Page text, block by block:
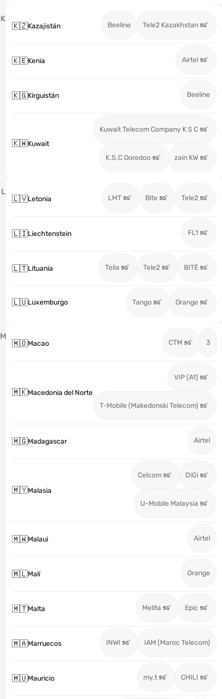
K
🇰🇿Kazajistán Beeline Tele2 Kazakhstan
🇰🇪Kenia Airtel
🇰🇬Kirguistán Beeline
🇰🇼Kuwait
Kuwait Telecom Company K S C
K.S.C Ooredoo zain KW
L
🇱🇻Letonia LMT Bite Tele2
🇱🇮Liechtenstein FL1
🇱🇹Lituania Telia Tele2 BITĖ
🇱🇺Luxemburgo Tango Orange
M
🇲🇴Macao CTM 3
🇲🇰Macedonia del Norte
VIP (A1)
T-Mobile (Makedonski Telecom)
🇲🇬Madagascar Airtel
🇲🇾Malasia
Celcom DiGi
U-Mobile Malaysia
🇲🇼Malaui Airtel
🇲🇱Malí Orange
🇲🇹Malta Melita Epic
🇲🇦Marruecos INWI IAM (Maroc Telecom)
🇲🇺Mauricio my.t CHILI